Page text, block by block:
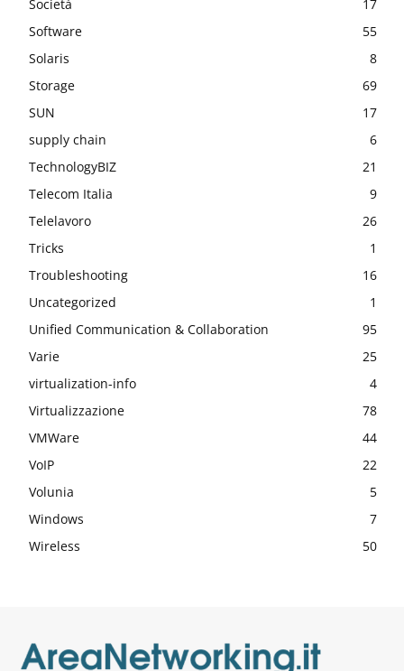
Società
17
Software
55
Solaris
8
Storage
69
SUN
17
supply chain
6
TechnologyBIZ
21
Telecom Italia
9
Telelavoro
26
Tricks
1
Troubleshooting
16
Uncategorized
1
Unified Communication & Collaboration
95
Varie
25
virtualization-info
4
Virtualizzazione
78
VMWare
44
VoIP
22
Volunia
5
Windows
7
Wireless
50